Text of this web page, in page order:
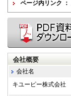
ページ内リンク ：
会社概要
会社名
キユーピー株式会社